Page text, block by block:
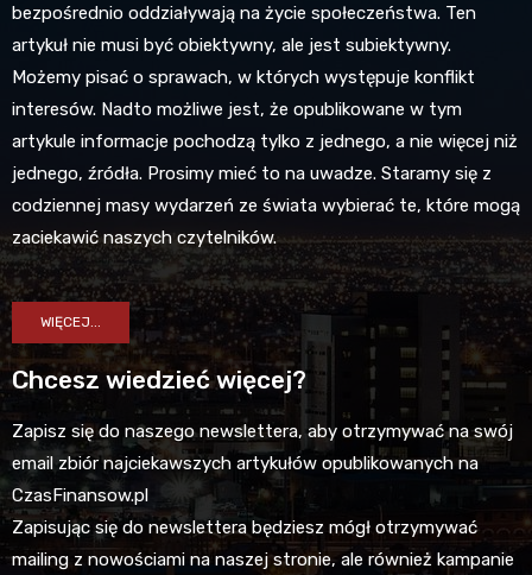
bezpośrednio oddziaływają na życie społeczeństwa. Ten
artykuł nie musi być obiektywny, ale jest subiektywny.
Możemy pisać o sprawach, w których występuje konflikt
interesów. Nadto możliwe jest, że opublikowane w tym
artykule informacje pochodzą tylko z jednego, a nie więcej niż
jednego, źródła. Prosimy mieć to na uwadze. Staramy się z
codziennej masy wydarzeń ze świata wybierać te, które mogą
zaciekawić naszych czytelników.
WIĘCEJ...
Chcesz wiedzieć więcej?
Zapisz się do naszego newslettera, aby otrzymywać na swój
email zbiór najciekawszych artykułów opublikowanych na
CzasFinansow.pl
Zapisując się do newslettera będziesz mógł otrzymywać
mailing z nowościami na naszej stronie, ale również kampanie